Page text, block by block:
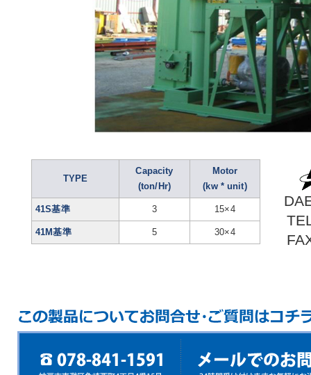
TYPE
Capacity
(ton/Hr)
Motor
(kw * unit)
41S基準 3 15×4
41M基準 5 30×4